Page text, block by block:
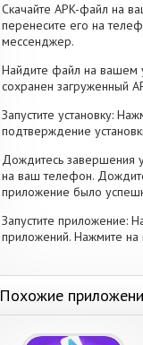
Скачайте APK-файл на
перенесите его на
мессенджер.
Найдите файл на вашем
сохранен загруженный
Запустите установку:
подтверждение
Дождитесь завершения
на ваш телефон.
приложение было
Запустите приложение:
приложений. Нажмите на
Похожие